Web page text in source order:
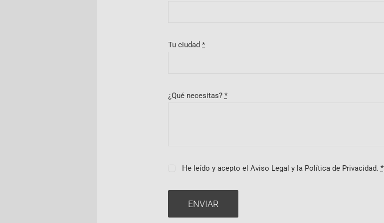
Tu ciudad*
¿Qué necesitas?*
He leído y acepto el Aviso Legal y la Política de Privacidad.*
ENVIAR